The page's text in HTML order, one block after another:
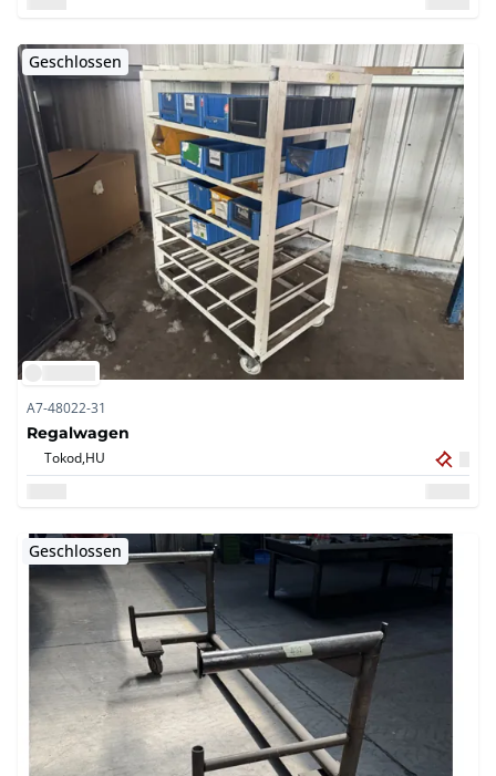
Geschlossen
A7-48022-31
Regalwagen
Tokod,HU
Geschlossen